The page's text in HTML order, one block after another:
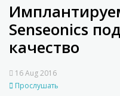
Senseonics
качество
16 Aug 2016
Прослушать